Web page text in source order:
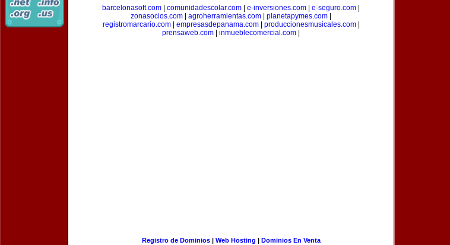
barcelonasoft.com
comunidadescolar.com e-inversiones.com e-seguro.com
zonasocios.com
agroherramientas.com planetapymes.com
registromarcario.com| empresasdepanama.com| produccionesmusicales.com|
prensaweb.com
inmueblecomercial.com
Registro de Dominios| Web Hosting | Dominios En Venta